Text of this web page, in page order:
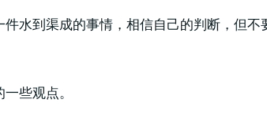
水到渠成的事情，相信自己的判断，但
些观点。